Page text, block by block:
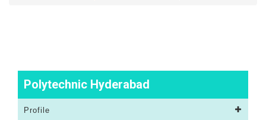
Polytechnic Hyderabad
Profile